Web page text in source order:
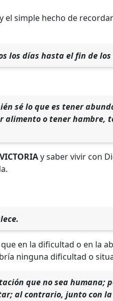
simple hecho de
los días hasta el fin de
sé lo que es tener
alimento o tener hambre,
y saber vivir con
en la dificultad o en la
ninguna dificultad o
que no sea humana;
al contrario, junto con